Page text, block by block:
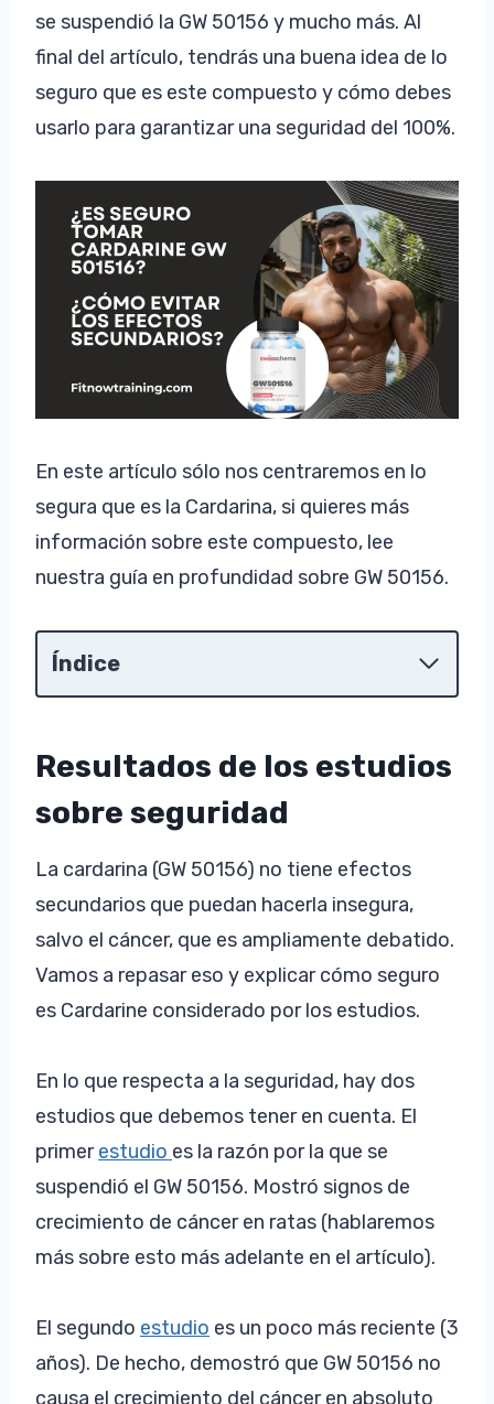
se suspendió la GW 50156 y mucho más. Al
final del artículo, tendrás una buena idea de lo
seguro que es este compuesto y cómo debes
usarlo para garantizar una seguridad del 100%.
En este artículo sólo nos centraremos en lo
segura que es la Cardarina, si quieres más
información sobre este compuesto, lee
nuestra guía en profundidad sobre GW 50156.
Índice
Resultados de los estudios
sobre seguridad
La cardarina (GW 50156) no tiene efectos
secundarios que puedan hacerla insegura,
salvo el cáncer, que es ampliamente debatido.
Vamos a repasar eso y explicar cómo seguro
es Cardarine considerado por los estudios.
En lo que respecta a la seguridad, hay dos
estudios que debemos tener en cuenta. El
primerestudio es la razón por la que se
suspendió el GW 50156. Mostró signos de
crecimiento de cáncer en ratas (hablaremos
más sobre esto más adelante en el artículo).
El segundo estudio es un poco más reciente (3
años). De hecho, demostró que GW 50156 no
causa el crecimiento del cáncer en absoluto